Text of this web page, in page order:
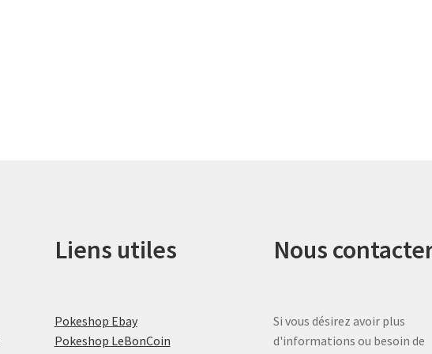
Liens utiles
Pokeshop Ebay
Pokeshop LeBonCoin
Nous
Si vous désirez avoir plus
d'informations ou besoin de